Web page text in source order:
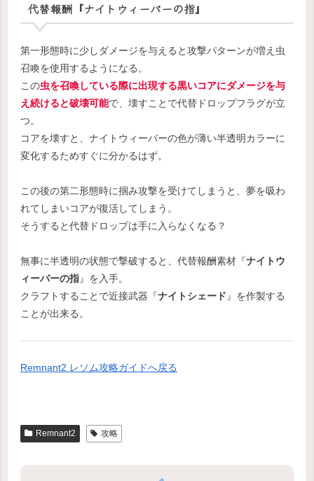
代替報酬『ナイトウィーバーの指』
第一形態時に少しダメージを与えると攻撃パターンが増え虫
召喚を使用するようになる。
この虫を召喚している際に出現する黒いコアにダメージを与
え続けると破壊可能で、壊すことで代替ドロップフラグが立
つ。
コアを壊すと、ナイトウィーバーの色が薄い半透明カラーに
変化するためすぐに分かるはず。
この後の第二形態時に掴み攻撃を受けてしまうと、夢を吸わ
れてしまいコアが復活してしまう。
そうすると代替ドロップは手に入らなくなる？
無事に半透明の状態で撃破すると、代替報酬素材『ナイトウ
ィーバーの指』を入手。
クラフトすることで近接武器『ナイトシェード 』を作製する
ことが出来る。
Remnant2 レソム攻略ガイドへ戻る
Remnant2 攻略